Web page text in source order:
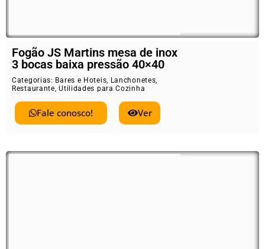
Fogão JS Martins mesa de inox
3 bocas baixa pressão 40×40
Categorias: Bares e Hoteis, Lanchonetes,
Restaurante,Utilidades para Cozinha
Fale conosco! Ver